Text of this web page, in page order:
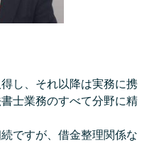
し、それ以降は実務に携
士業務のすべて分野に精
ですが、借金整理関係な